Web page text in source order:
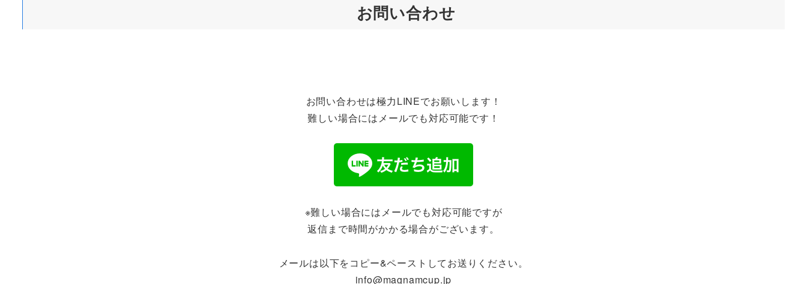
お問い合わせ
お問い合わせは極力LINEでお願いします！
難しい場合にはメールでも対応可能です！
※難しい場合にはメールでも対応可能ですが
返信まで時間がかかる場合がございます。
メールは以下をコピー&ペーストしてお送りください。
info@magnamcup.jp